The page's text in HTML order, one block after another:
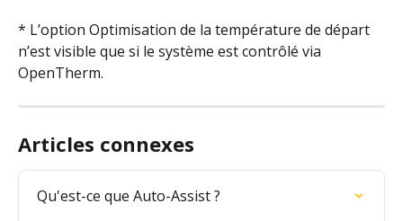
* L’option Optimisation de la température de départ
n’est visible que si le système est contrôlé via
OpenTherm.
Articles connexes
Qu'est-ce que Auto-Assist ?